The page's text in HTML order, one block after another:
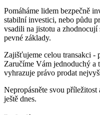
Pomáháme lidem bezpečně
stabilní investici, nebo půdu
vsadili na jistotu a zhodnocují
pevné základy.
Zajišťujeme celou transakci -
Zaručíme Vám jednoduchý a
vyhrazuje právo prodat
Nepropásněte svou
ještě dnes.